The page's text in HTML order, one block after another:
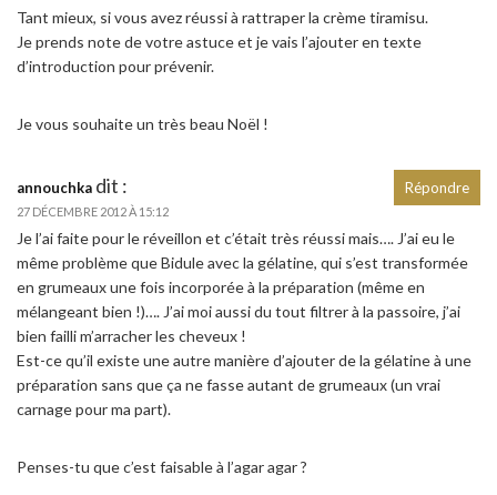
Tant mieux, si vous avez réussi à rattraper la crème tiramisu.
Je prends note de votre astuce et je vais l’ajouter en texte
d’introduction pour prévenir.
Je vous souhaite un très beau Noël !
annouchka dit :
27 DÉCEMBRE 2012 À 15:12
Je l’ai faite pour le réveillon et c’était très réussi mais…. J’ai eu le
même problème que Bidule avec la gélatine, qui s’est transformée
en grumeaux une fois incorporée à la préparation (même en
mélangeant bien !)…. J’ai moi aussi du tout filtrer à la passoire, j’ai
bien failli m’arracher les cheveux !
Est-ce qu’il existe une autre manière d’ajouter de la gélatine à une
préparation sans que ça ne fasse autant de grumeaux (un vrai
carnage pour ma part).
Penses-tu que c’est faisable à l’agar agar ?
Répondre